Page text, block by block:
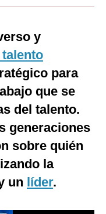
y
para
que se
del talento.
generaciones
sobre quién
la
un líder.